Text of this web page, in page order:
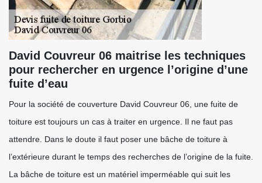
David Couvreur 06 maitrise les techniques
pour rechercher en urgence l’origine d’une
fuite d’eau
Pour la société de couverture David Couvreur 06, une fuite de
toiture est toujours un cas à traiter en urgence. Il ne faut pas
attendre. Dans le doute il faut poser une bâche de toiture à
l’extérieure durant le temps des recherches de l’origine de la fuite.
La bâche de toiture est un matériel imperméable qui suit les